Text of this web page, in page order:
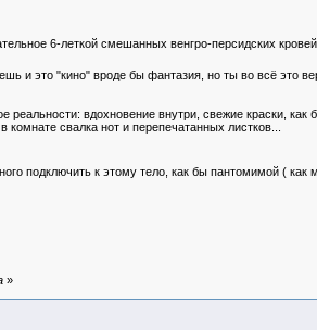
6-леткой смешанных венгро-персидских
и это "кино" вроде бы фантазия, но ты во всё это
вдохновение внутри, свежие краски, как
свалка нот и перепечатанных листков...
подключить к этому тело, как бы пантомимой ( как
»